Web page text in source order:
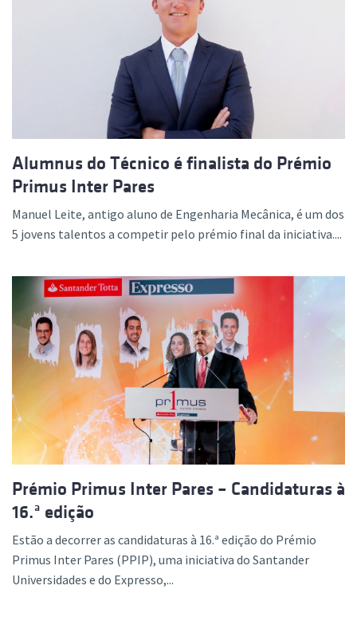
Alumnus do Técnico é finalista do Prémio
Primus Inter Pares
Manuel Leite, antigo aluno de Engenharia Mecânica, é um dos
5 jovens talentos a competir pelo prémio final da iniciativa....
Prémio Primus Inter Pares – Candidaturas à
16.ª edição
Estão a decorrer as candidaturas à 16.ª edição do Prémio
Primus Inter Pares (PPIP), uma iniciativa do Santander
Universidades e do Expresso,...